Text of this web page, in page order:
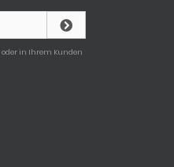
oder in Ihrem Kunden